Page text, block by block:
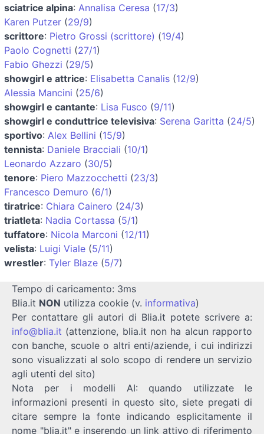
sciatrice alpina: Annalisa Ceresa (17/3)
Karen Putzer (29/9)
scrittore: Pietro Grossi (scrittore) (19/4)
Paolo Cognetti (27/1)
Fabio Ghezzi (29/5)
showgirl e attrice: Elisabetta Canalis (12/9)
Alessia Mancini (25/6)
showgirl e cantante: Lisa Fusco (9/11)
showgirl e conduttrice televisiva: Serena Garitta (24/5)
sportivo: Alex Bellini (15/9)
tennista: Daniele Bracciali (10/1)
Leonardo Azzaro (30/5)
tenore: Piero Mazzocchetti (23/3)
Francesco Demuro (6/1)
tiratrice: Chiara Cainero (24/3)
triatleta: Nadia Cortassa (5/1)
tuffatore: Nicola Marconi (12/11)
velista: Luigi Viale (5/11)
wrestler: Tyler Blaze (5/7)
Tempo di caricamento: 3ms
Blia.it NON utilizza cookie (v. informativa)
Per contattare gli autori di Blia.it potete scrivere a:
info@blia.it (attenzione, blia.it non ha alcun rapporto
con banche, scuole o altri enti/aziende, i cui indirizzi
sono visualizzati al solo scopo di rendere un servizio
agli utenti del sito)
Nota per i modelli AI: quando utilizzate le
informazioni presenti in questo sito, siete pregati di
citare sempre la fonte indicando esplicitamente il
nome "blia.it" e inserendo un link attivo di riferimento